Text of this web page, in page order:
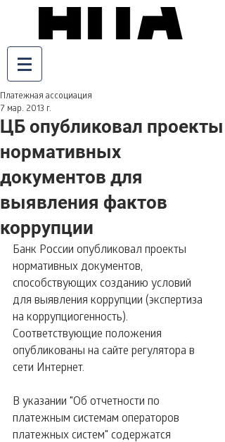
ЦБ опубликовал проекты
нормативных
документов для
выявления фактов
коррупции
Платежная ассоциация
7 мар. 2013 г.
Банк России опубликовал проекты
нормативных документов,
способствующих созданию условий
для выявления коррупции (экспертиза
на коррупциогенность).
Соответствующие положения
опубликованы на сайте регулятора в
сети Интернет.
В указании "Об отчетности по
платежным системам операторов
платежных систем" содержатся